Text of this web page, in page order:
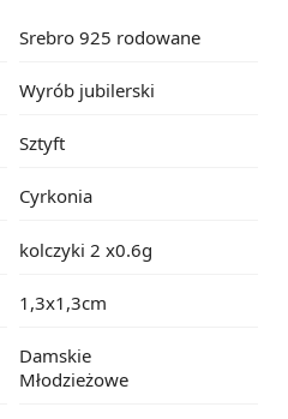
Srebro 925 rodowane
Wyrób jubilerski
Sztyft
Cyrkonia
kolczyki 2 x0.6g
1,3x1,3cm
Damskie
Młodzieżowe